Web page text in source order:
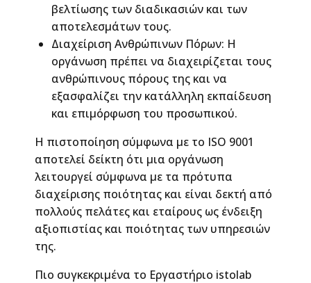
βελτίωσης των διαδικασιών και των
αποτελεσμάτων τους.
Διαχείριση Ανθρώπινων Πόρων: Η
οργάνωση πρέπει να διαχειρίζεται τους
ανθρώπινους πόρους της και να
εξασφαλίζει την κατάλληλη εκπαίδευση
και επιμόρφωση του προσωπικού.
Η πιστοποίηση σύμφωνα με το ISO 9001
αποτελεί δείκτη ότι μια οργάνωση
λειτουργεί σύμφωνα με τα πρότυπα
διαχείρισης ποιότητας και είναι δεκτή από
πολλούς πελάτες και εταίρους ως ένδειξη
αξιοπιστίας και ποιότητας των υπηρεσιών
της.
Πιο συγκεκριμένα το Εργαστήριο istolab